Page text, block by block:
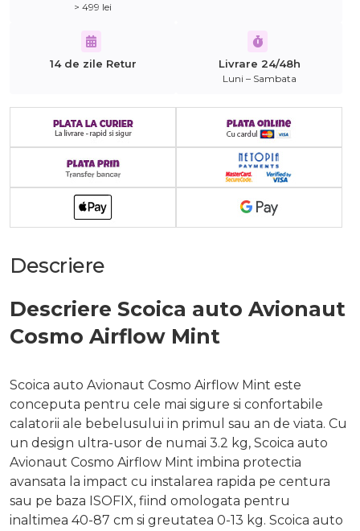
> 499 lei
14 de zile Retur Livrare 24/48h
Luni – Sambata
Descriere
Descriere Scoica auto Avionaut
Cosmo Airflow Mint
Scoica auto Avionaut Cosmo Airflow Mint este
conceputa pentru cele mai sigure si confortabile
calatorii ale bebelusului in primul sau an de viata. Cu
un design ultra-usor de numai 3.2 kg, Scoica auto
Avionaut Cosmo Airflow Mint imbina protectia
avansata la impact cu instalarea rapida pe centura
sau pe baza ISOFIX, fiind omologata pentru
inaltimea 40-87 cm si greutatea 0-13 kg. Scoica auto